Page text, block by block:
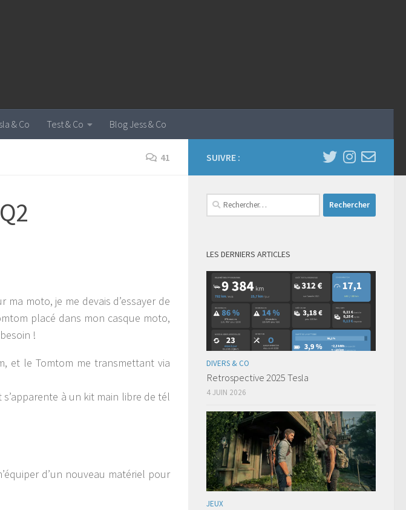
& Co Test & Co Blog Jess & Co
41
ma moto, je me devais d’essayer de
placé dans mon casque moto,
!
et le Tomtom me transmettant via
à un kit main libre de tél
d’un nouveau matériel pour
SUIVRE :
Rechercher :
LES DERNIERS ARTICLES
DIVERS & CO
Retrospective 2025 Tesla
4 JUIN 2026
JEUX